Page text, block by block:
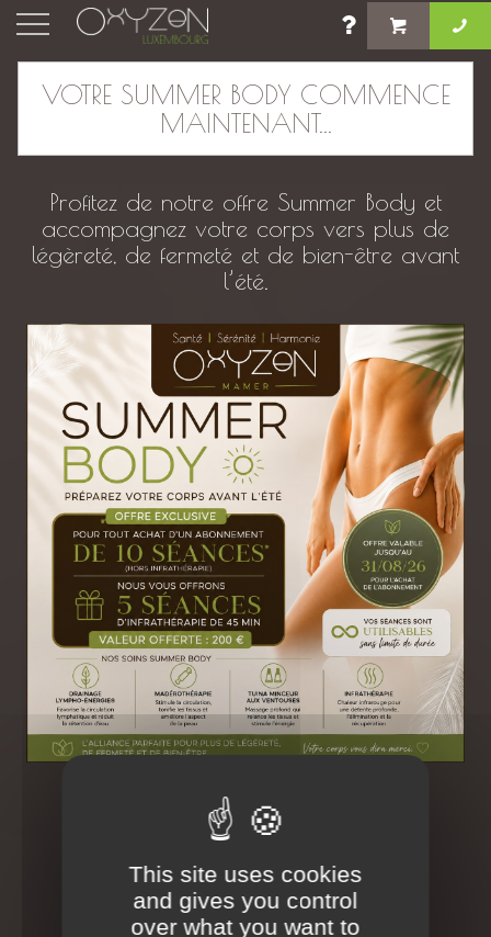
Massage Ciblé
45 min| 74 €
Prendre RDV Offrir ce soin
Une zone au choix : Mains, Dos, Pieds, Crâne,
VOTRE SUMMER BODY COMMENCE
MAINTENANT...
Profitez de notre offre Summer Body et
accompagnez votre corps vers plus de
légèreté, de fermeté et de bien-être avant
l’été.
EN SAVOIR PLUS - CLIQUEZ I
×
This site uses cookies
and gives you control
over what you want to